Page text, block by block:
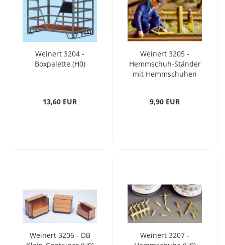
Weinert 3204 -
Boxpalette (H0)
13,60 EUR
Weinert 3205 -
Hemmschuh-Ständer
mit Hemmschuhen
9,90 EUR
Weinert 3206 - DB
Weinert 3207 -